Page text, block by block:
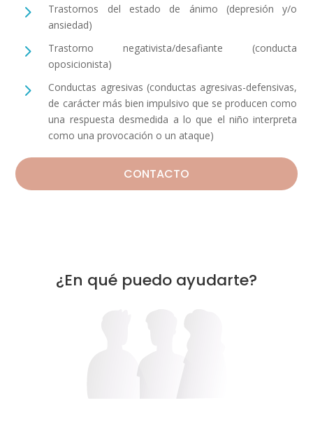
5
Trastornos del estado de ánimo (depresión y/o
ansiedad)
5
Trastorno negativista/desafiante (conducta
oposicionista)
5
Conductas agresivas (conductas agresivas-defensivas,
de carácter más bien impulsivo que se producen como
una respuesta desmedida a lo que el niño interpreta
como una provocación o un ataque)
CONTACTO
¿En qué puedo ayudarte?